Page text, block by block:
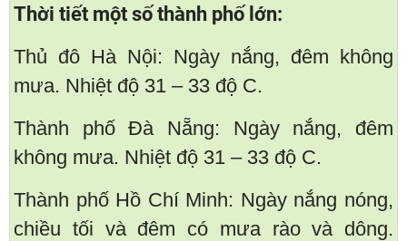
Thời tiết một số thành phố lớn:
Thủ đô Hà Nội: Ngày nắng, đêm không
mưa. Nhiệt độ 31 – 33 độ C.
Thành phố Đà Nẵng: Ngày nắng, đêm
không mưa. Nhiệt độ 31 – 33 độ C.
Thành phố Hồ Chí Minh: Ngày nắng nóng,
chiều tối và đêm có mưa rào và dông.